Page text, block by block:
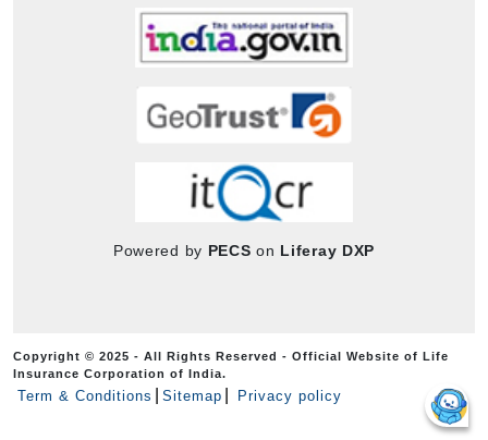
Powered by PECS on Liferay DXP
Copyright © 2025 - All Rights Reserved - Official Website of Life
Insurance Corporation of India.
Term & Conditions Sitemap Privacy policy